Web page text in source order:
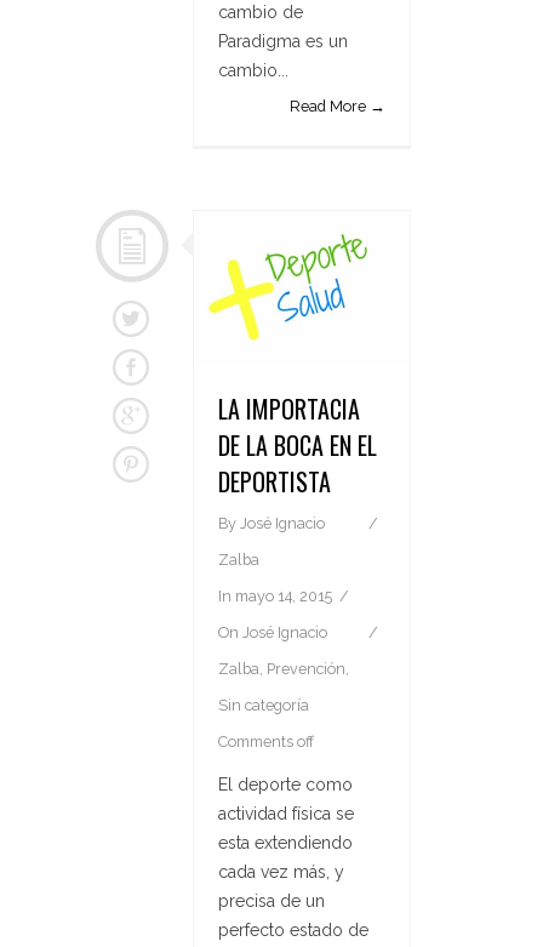
cambio de
Paradigma es un
cambio...
Read More →
LA IMPORTACIA
DE LA BOCA EN EL
DEPORTISTA
By José Ignacio
Zalba
In mayo 14, 2015
On José Ignacio
Zalba Prevención
Sin categoría
Comments off
El deporte como
actividad física se
esta extendiendo
cada vez más, y
precisa de un
perfecto estado de